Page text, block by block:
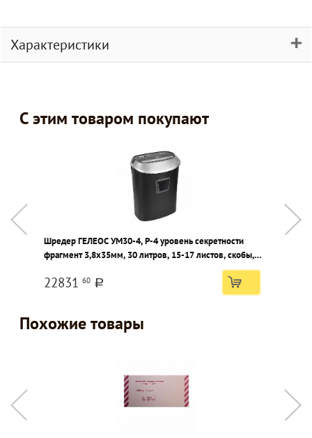
Характеристики
С этим товаром покупают
Шредер ГЕЛЕОС УМ30-4, P-4 уровень секретности
фрагмент 3,8х35мм, 30 литров, 15-17 листов, скобы,
22831 60 a
Похожие товары